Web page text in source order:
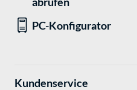
PC-Konfigurator
Kundenservice